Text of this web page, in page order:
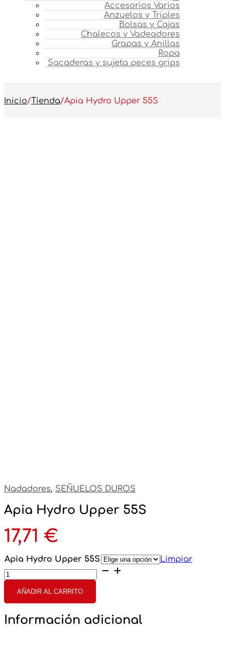
Accesorios Varios
Anzuelos y Triples
Bolsas y Cajas
Chalecos y Vadeadores
Grapas y Anillas
Ropa
Sacaderas y sujeta peces grips
Inicio/Tienda/Apia Hydro Upper 55S
Nadadores, SEÑUELOS DUROS
Apia Hydro Upper 55S
17,71 €
Apia Hydro Upper 55S
Limpiar
Apia
Hydro
Upper
55S
cantidad
AÑADIR AL CARRITO
Información adicional